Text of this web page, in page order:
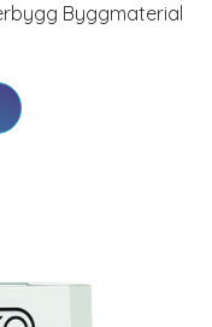
Byggmaterial